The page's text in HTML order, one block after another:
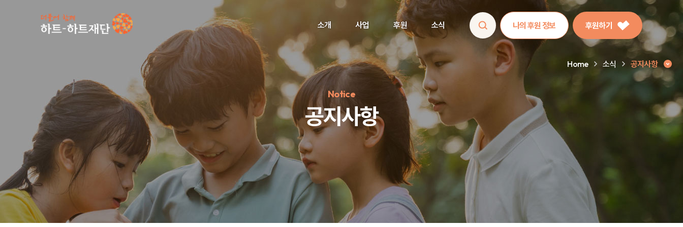
소개 사업 후원 소식 나의 후원 정보 후원하기
인기 키워드 #정기후원#하트플레이스#캠페인 #팬덤후원
Home 소식 공지사항
Notice
공지사항
공지사항